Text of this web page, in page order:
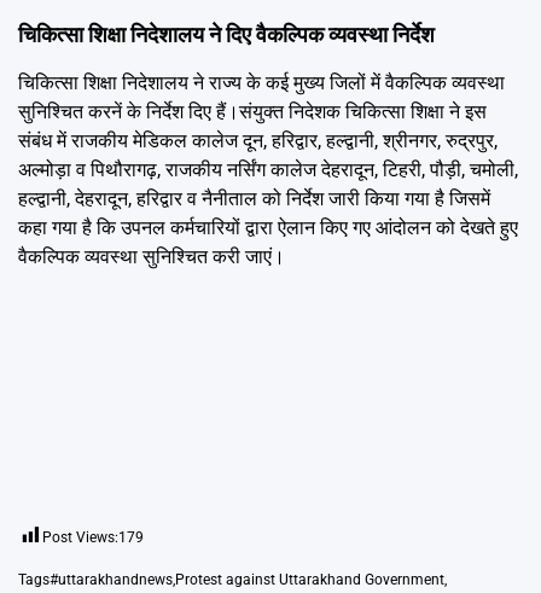
चिकित्सा शिक्षा निदेशालय ने दिए वैकल्पिक व्यवस्था निर्देश
चिकित्सा शिक्षा निदेशालय ने राज्य के कई मुख्य जिलों में वैकल्पिक व्यवस्था
सुनिश्चित करनें के निर्देश दिए हैं।संयुक्त निदेशक चिकित्सा शिक्षा ने इस
संबंध में राजकीय मेडिकल कालेज दून, हरिद्वार, हल्द्वानी, श्रीनगर, रुद्रपुर,
अल्मोड़ा व पिथौरागढ़, राजकीय नर्सिंग कालेज देहरादून, टिहरी, पौड़ी, चमोली,
हल्द्वानी, देहरादून, हरिद्वार व नैनीताल को निर्देश जारी किया गया है जिसमें
कहा गया है कि उपनल कर्मचारियों द्वारा ऐलान किए गए आंदोलन को देखते हुए
वैकल्पिक व्यवस्था सुनिश्चित करी जाएं।
Post Views:179
Tags#uttarakhandnews Protest against Uttarakhand Government